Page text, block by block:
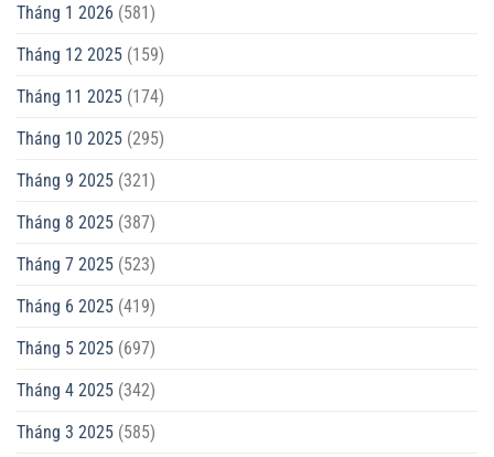
Tháng 1 2026 (581)
Tháng 12 2025 (159)
Tháng 11 2025 (174)
Tháng 10 2025 (295)
Tháng 9 2025 (321)
Tháng 8 2025 (387)
Tháng 7 2025 (523)
Tháng 6 2025 (419)
Tháng 5 2025 (697)
Tháng 4 2025 (342)
Tháng 3 2025 (585)